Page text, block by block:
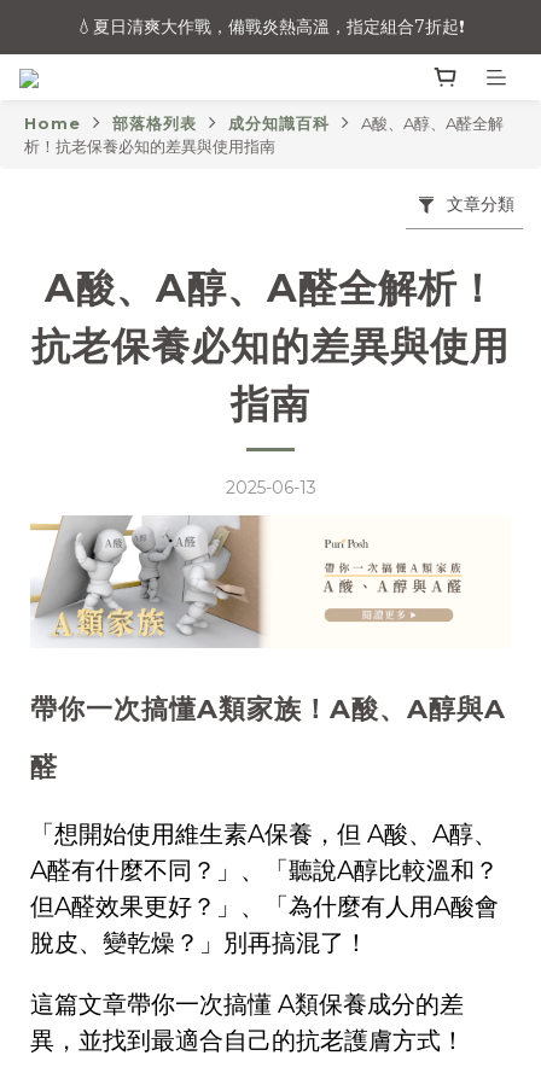
炎夏救援！全館48hr內快速出貨🚚（不含例假日與國定假日）
💧夏日清爽大作戰，備戰炎熱高溫，指定組合7折起❗
炎夏救援！全館48hr內快速出貨🚚（不含例假日與國定假日）
Home 部落格列表 成分知識百科
A酸、A醇、A醛全解
析！抗老保養必知的差異與使用指南
文章分類
A酸、A醇、A醛全解析！
抗老保養必知的差異與使用
指南
2025-06-13
帶你一次搞懂A類家族！A酸、A醇與A
醛
「想開始使用維生素A保養，但 A酸、A醇、
A醛有什麼不同？」、「聽說A醇比較溫和？
但A醛效果更好？」、「為什麼有人用A酸會
脫皮、變乾燥？」別再搞混了！
這篇文章帶你一次搞懂 A類保養成分的差
異，並找到最適合自己的抗老護膚方式！